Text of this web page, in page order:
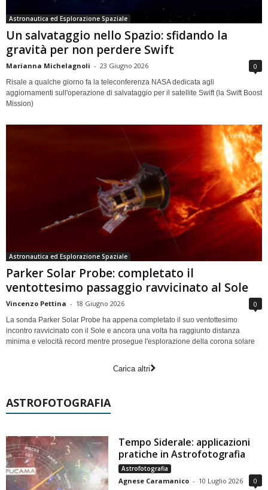
Astronautica ed Esplorazione Spaziale
Un salvataggio nello Spazio: sfidando la
gravità per non perdere Swift
Marianna Michelagnoli - 23 Giugno 2026 0
Risale a qualche giorno fa la teleconferenza NASA dedicata agli
aggiornamenti sull'operazione di salvataggio per il satellite Swift (la Swift Boost
Mission)
Astronautica ed Esplorazione Spaziale
Parker Solar Probe: completato il
ventottesimo passaggio ravvicinato al Sole
Vincenzo Pettina - 18 Giugno 2026 0
La sonda Parker Solar Probe ha appena completato il suo ventottesimo
incontro ravvicinato con il Sole e ancora una volta ha raggiunto distanza
minima e velocità record mentre prosegue l'esplorazione della corona solare
Carica altri
ASTROFOTOGRAFIA
Tempo Siderale: applicazioni
pratiche in Astrofotografia
Astrofotografia
Agnese Caramanico - 10 Luglio 2026 0